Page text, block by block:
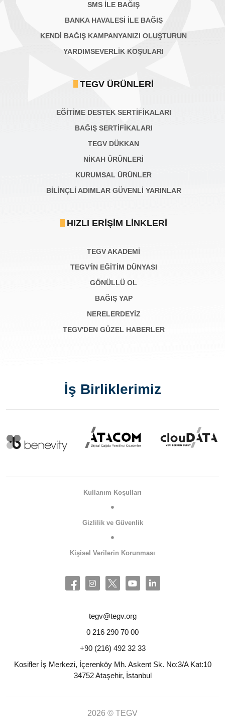
SMS İLE BAĞIŞ
BANKA HAVALESİ İLE BAĞIŞ
KENDİ BAĞIŞ KAMPANYANIZI OLUŞTURUN
YARDIMSEVERLİK KOŞULARI
TEGV ÜRÜNLERI
EĞİTİME DESTEK SERTİFİKALARI
BAĞIŞ SERTIFIKALARI
TEGV DÜKKAN
NİKAH ÜRÜNLERİ
KURUMSAL ÜRÜNLER
BILINÇLI ADIMLAR GÜVENLI YARINLAR
HIZLI ERIŞIM LINKLERI
TEGV AKADEMI
TEGV'İN EĞİTİM DÜNYASI
GÖNÜLLÜ OL
BAĞIŞ YAP
NERELERDEYİZ
TEGV'DEN GÜZEL HABERLER
İş Birliklerimiz
Kullanım Koşulları
Gizlilik ve Güvenlik
Kişisel Verilerin Korunması
tegv@tegv.org
0 216 290 70 00
+90 (216) 492 32 33
Kosifler İş Merkezi, İçerenköy Mh. Askent Sk. No:3/A Kat:10
34752 Ataşehir, İstanbul
2026 © TEGV